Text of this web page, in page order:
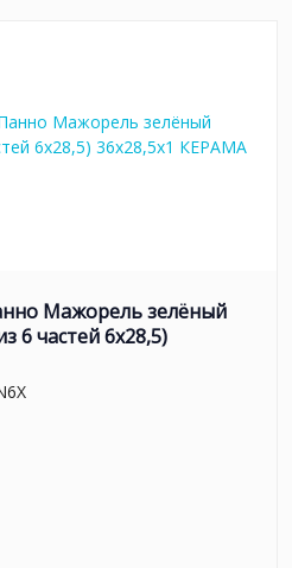
Мажорель зелёный
6 частей 6х28,5)